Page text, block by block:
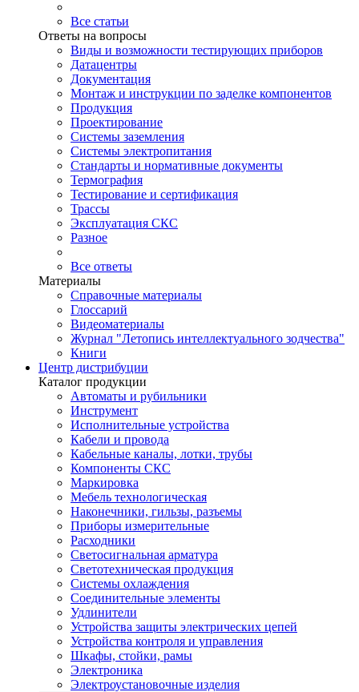
Все статьи
Ответы на вопросы
Виды и возможности тестирующих приборов
Датацентры
Документация
Монтаж и инструкции по заделке компонентов
Продукция
Проектирование
Системы заземления
Системы электропитания
Стандарты и нормативные документы
Термография
Тестирование и сертификация
Трассы
Эксплуатация СКС
Разное
Все ответы
Материалы
Справочные материалы
Глоссарий
Видеоматериалы
Журнал "Летопись интеллектуального зодчества"
Книги
Центр дистрибуции
Каталог продукции
Автоматы и рубильники
Инструмент
Исполнительные устройства
Кабели и провода
Кабельные каналы, лотки, трубы
Компоненты СКС
Маркировка
Мебель технологическая
Наконечники, гильзы, разъемы
Приборы измерительные
Расходники
Светосигнальная арматура
Светотехническая продукция
Системы охлаждения
Соединительные элементы
Удлинители
Устройства защиты электрических цепей
Устройства контроля и управления
Шкафы, стойки, рамы
Электроника
Электроустановочные изделия